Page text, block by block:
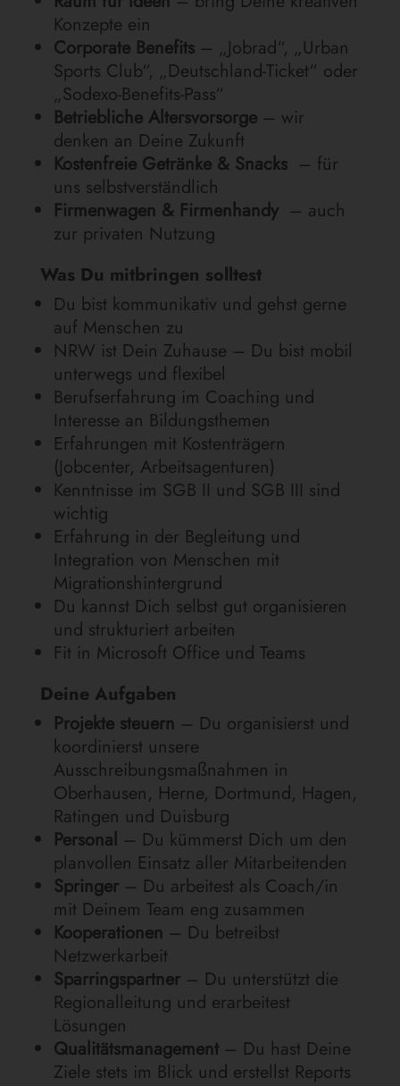
Konzepte ein
Corporate Benefits– „Jobrad“, „Urban
Sports Club“, „Deutschland-Ticket“ oder
„Sodexo-Benefits-Pass“
Betriebliche Altersvorsorge– wir
denken an Deine Zukunft
Kostenfreie Getränke & Snacks – für
uns selbstverständlich
Firmenwagen & Firmenhandy – auch
zur privaten Nutzung
Was Du mitbringen solltest
Du bist kommunikativ und gehst gerne
auf Menschen zu
NRW ist Dein Zuhause – Du bist mobil
unterwegs und flexibel
Berufserfahrung im Coaching und
Interesse an Bildungsthemen
Erfahrungen mit Kostenträgern
(Jobcenter, Arbeitsagenturen)
Kenntnisse im SGB II und SGB III sind
wichtig
Erfahrung in der Begleitung und
Integration von Menschen mit
Migrationshintergrund
Du kannst Dich selbst gut organisieren
und strukturiert arbeiten
Fit in Microsoft Office und Teams
Deine Aufgaben
Projekte steuern – Du organisierst und
koordinierst unsere
Ausschreibungsmaßnahmen in
Oberhausen, Herne, Dortmund, Hagen,
Ratingen und Duisburg
Personal – Du kümmerst Dich um den
planvollen Einsatz aller Mitarbeitenden
Springer – Du arbeitest als Coach/in
mit Deinem Team eng zusammen
Kooperationen – Du betreibst
Netzwerkarbeit
Sparringspartner– Du unterstützt die
Regionalleitung und erarbeitest
Lösungen
Qualitätsmanagement – Du hast Deine
Ziele stets im Blick und erstellst Reports